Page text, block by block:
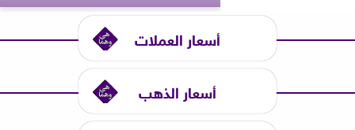
أسعار العملات
أسعار الذهب